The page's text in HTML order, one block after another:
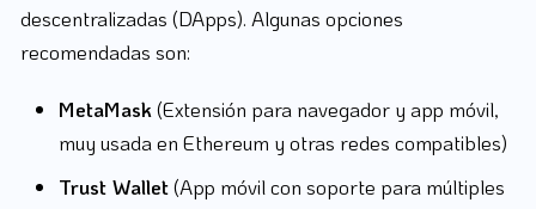
descentralizadas (DApps). Algunas opciones
recomendadas son:
MetaMask(Extensión para navegador y app móvil,
muy usada en Ethereum y otras redes compatibles)
Trust Wallet(App móvil con soporte para múltiples